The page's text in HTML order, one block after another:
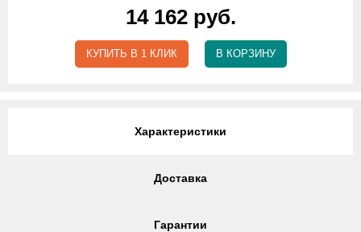
14 162 руб.
КУПИТЬ В 1 КЛИК В КОРЗИНУ
Характеристики
Доставка
Гарантии